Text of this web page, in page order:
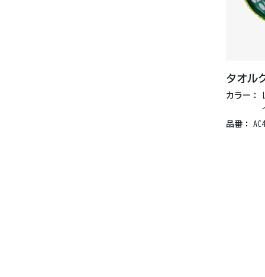
タオル
カラー：
品番：